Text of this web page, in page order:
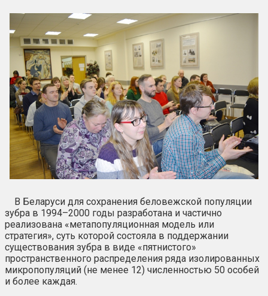
В Беларуси для сохранения беловежской популяции
зубра в 1994–2000 годы разработана и частично
реализована «метапопуляционная модель или
стратегия», суть которой состояла в поддержании
существования зубра в виде «пятнистого»
пространственного распределения ряда изолированных
микропопуляций (не менее 12) численностью 50 особей
и более каждая.